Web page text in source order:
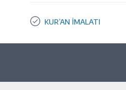
KUR’AN İMALATI